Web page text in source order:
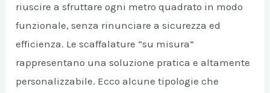
riuscire a sfruttare ogni metro quadrato in modo
funzionale, senza rinunciare a sicurezza ed
efficienza. Le scaffalature “su misura”
rappresentano una soluzione pratica e altamente
personalizzabile. Ecco alcune tipologie che